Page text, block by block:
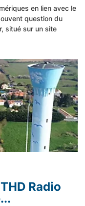
en lien avec le
question du
situé sur un site
Radio